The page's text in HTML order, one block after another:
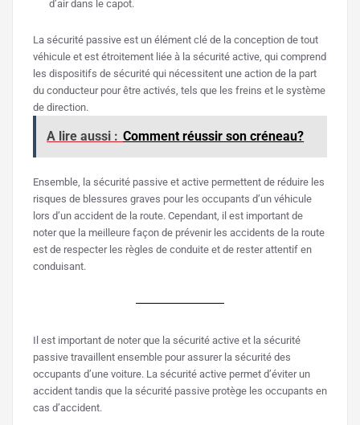
d’air dans le capot.
La sécurité passive est un élément clé de la conception de tout
véhicule et est étroitement liée à la sécurité active, qui comprend
les dispositifs de sécurité qui nécessitent une action de la part
du conducteur pour être activés, tels que les freins et le système
de direction.
A lire aussi : Comment réussir son créneau?
Ensemble, la sécurité passive et active permettent de réduire les
risques de blessures graves pour les occupants d’un véhicule
lors d’un accident de la route. Cependant, il est important de
noter que la meilleure façon de prévenir les accidents de la route
est de respecter les règles de conduite et de rester attentif en
conduisant.
Il est important de noter que la sécurité active et la sécurité
passive travaillent ensemble pour assurer la sécurité des
occupants d’une voiture. La sécurité active permet d’éviter un
accident tandis que la sécurité passive protège les occupants en
cas d’accident.